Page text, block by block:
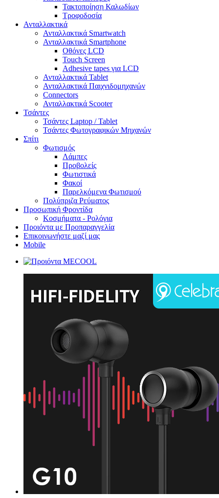
Τακτοποίηση Καλωδίων
Τροφοδοσία
Ανταλλακτικά
Ανταλλακτικά Smartwatch
Ανταλλακτικά Smartphone
Οθόνες LCD
Touch Screen
Adhesive tapes για LCD
Ανταλλακτικά Tablet
Ανταλλακτικά Παιχνιδομηχανών
Connectors
Ανταλλακτικά Scooter
Τσάντες
Τσάντες Laptop / Tablet
Τσάντες Φωτoγραφικών Μηχανών
Σπίτι
Φωτισμός
Λάμπες
Προβολείς
Φωτιστικά
Φακοί
Παρελκόμενα Φωτισμού
Πολύπριζα Ρεύματος
Προσωπική Φροντίδα
Κοσμήματα - Ρολόγια
Προιόντα με Προπαραγγελία
Επικοινωνήστε μαζί μας
Mobile